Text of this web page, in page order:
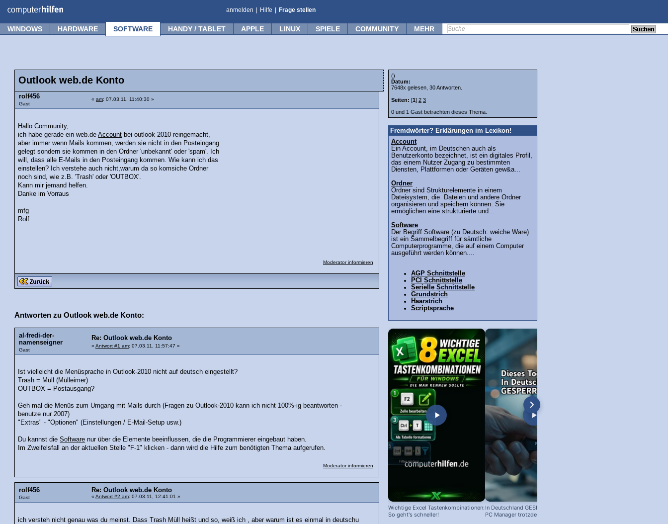
anmelden Hilfe Frage stellen
WINDOWS HARDWARE SOFTWARE HANDY / TABLET APPLE LINUX SPIELE COMMUNITY MEHR
Outlook web.de Konto
rolf456
Gast
« am: 07.03.11, 11:40:30 »
Hallo Community,
ich habe gerade ein web.deAccount bei outlook 2010 reingemacht,
aber immer wenn Mails kommen, werden sie nicht in den Posteingang
gelegt sondern sie kommen in den Ordner 'unbekannt' oder 'spam'. Ich
will, dass alle E-Mails in den Posteingang kommen. Wie kann ich das
einstellen? Ich verstehe auch nicht,warum da so komsiche Ordner
noch sind, wie z.B. 'Trash' oder 'OUTBOX'.
Kann mir jemand helfen.
Danke im Vorraus
mfg
Rolf
Moderator informieren
Antworten zu Outlook web.de Konto:
al-fredi-der-
namenseigner
Gast
Re: Outlook web.de Konto
« Antwort #1 am: 07.03.11, 11:57:47 »
Ist vielleicht die Menüsprache in Outlook-2010 nicht auf deutsch eingestellt?
Trash = Müll (Mülleimer)
OUTBOX = Postausgang?
Geh mal die Menüs zum Umgang mit Mails durch (Fragen zu Outlook-2010 kann ich nicht 100%-ig beantworten -
benutze nur 2007)
"Extras" - "Optionen" (Einstellungen / E-Mail-Setup usw.)
Du kannst dieSoftware nur über die Elemente beeinflussen, die die Programmierer eingebaut haben.
Im Zweifelsfall an der aktuellen Stelle "F-1" klicken - dann wird die Hilfe zum benötigten Thema aufgerufen.
Moderator informieren
rolf456
Gast
Re: Outlook web.de Konto
« Antwort #2 am: 07.03.11, 12:41:01 »
ich versteh nicht genau was du meinst. Dass Trash Müll heißt und so, weiß ich , aber warum ist es einmal in deutschu
()
Datum:
7648x gelesen, 30 Antworten.
Seiten: [1] 2 3
0 und 1 Gast betrachten dieses Thema.
Fremdwörter? Erklärungen im Lexikon!
Account
Ein Account, im Deutschen auch als
Benutzerkonto bezeichnet, ist ein digitales Profil,
das einem Nutzer Zugang zu bestimmten
Diensten, Plattformen oder Geräten gew&a...
Ordner
Ordner sind Strukturelemente in einem
Dateisystem, die Dateien und andere Ordner
organisieren und speichern können. Sie
ermöglichen eine strukturierte und...
Software
Der Begriff Software (zu Deutsch: weiche Ware)
ist ein Sammelbegriff für sämtliche
Computerprogramme, die auf einem Computer
ausgeführt werden können....
AGP Schnittstelle
PCI Schnittstelle
Serielle Schnittstelle
Grundstrich
Haarstrich
Scriptsprache
Wichtige Excel Tastenkombinationen:
So geht's schneller!
In Deutschland GESPERRT: Microsoft
PC Manager trotzdem installieren